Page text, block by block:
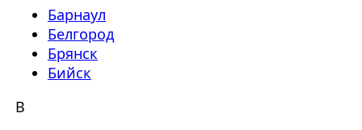
Барнаул
Белгород
Брянск
Бийск
В